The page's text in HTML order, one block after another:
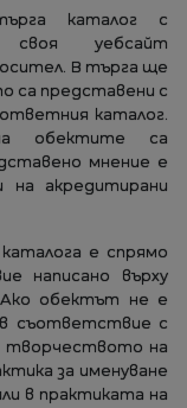
каталог с
уебсайт
В търга ще
са представени с
каталог.
обектите са
мнение е
на акредитирани
е спрямо
написано върху
Ако обектът не е
в съответствие с
творчеството на
за именуване
в практиката на